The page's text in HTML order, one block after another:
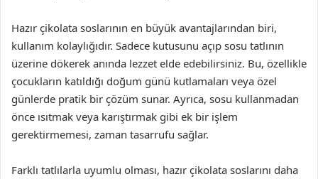
Hazır çikolata soslarının en büyük avantajlarından biri,
kullanım kolaylığıdır. Sadece kutusunu açıp sosu tatlının
üzerine dökerek anında lezzet elde edebilirsiniz. Bu, özellikle
çocukların katıldığı doğum günü kutlamaları veya özel
günlerde pratik bir çözüm sunar. Ayrıca, sosu kullanmadan
önce ısıtmak veya karıştırmak gibi ek bir işlem
gerektirmemesi, zaman tasarrufu sağlar.
Farklı tatlılarla uyumlu olması, hazır çikolata soslarını daha